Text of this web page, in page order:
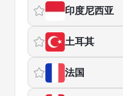
印度尼西亚
土耳其
法国